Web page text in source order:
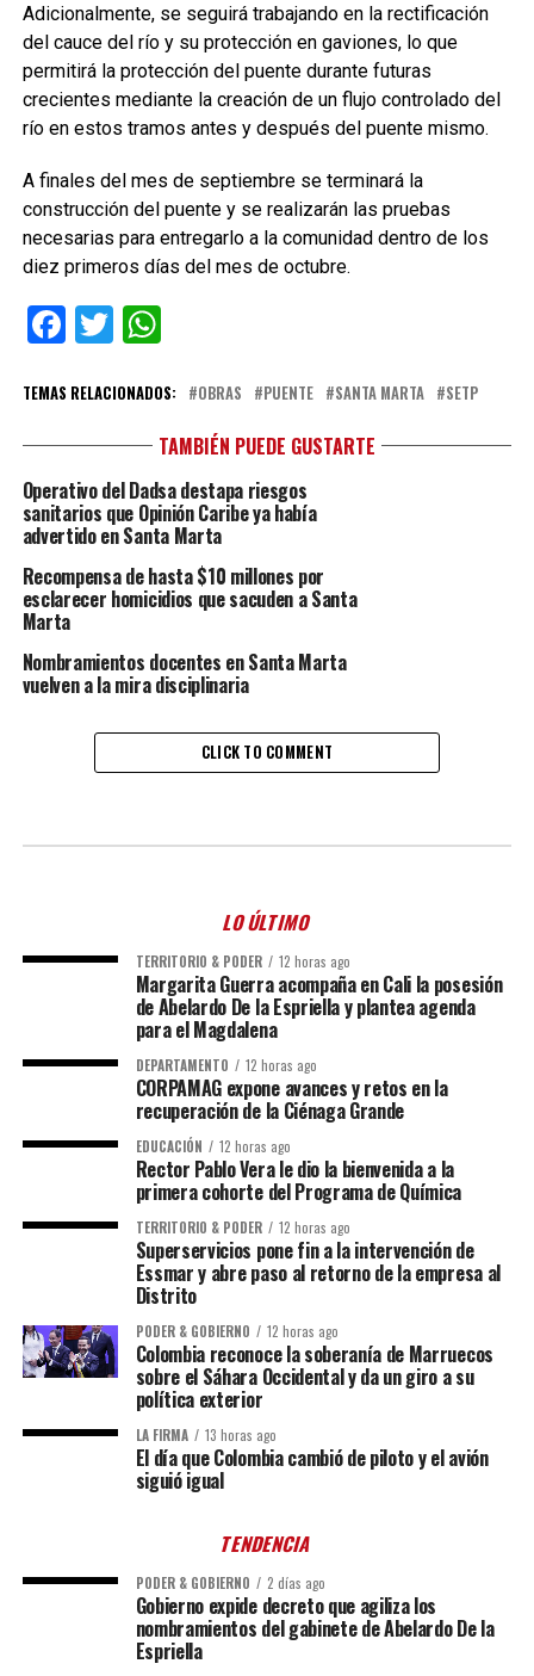
Adicionalmente, se seguirá trabajando en la rectificación
del cauce del río y su protección en gaviones, lo que
permitirá la protección del puente durante futuras
crecientes mediante la creación de un flujo controlado del
río en estos tramos antes y después del puente mismo.
A finales del mes de septiembre se terminará la
construcción del puente y se realizarán las pruebas
necesarias para entregarlo a la comunidad dentro de los
diez primeros días del mes de octubre.
Facebook
TwitterWhatsApp
TEMAS RELACIONADOS: OBRAS PUENTE SANTA MARTA SETP
TAMBIÉN PUEDE GUSTARTE
Operativo del Dadsa destapa riesgos
sanitarios que Opinión Caribe ya había
advertido en Santa Marta
Recompensa de hasta $10 millones por
esclarecer homicidios que sacuden a Santa
Marta
Nombramientos docentes en Santa Marta
vuelven a la mira disciplinaria
CLICK TO COMMENT
LO ÚLTIMO
TERRITORIO & PODER 12 horas ago
Margarita Guerra acompaña en Cali la posesión
de Abelardo De la Espriella y plantea agenda
para el Magdalena
DEPARTAMENTO 12 horas ago
CORPAMAG expone avances y retos en la
recuperación de la Ciénaga Grande
EDUCACIÓN 12 horas ago
Rector Pablo Vera le dio la bienvenida a la
primera cohorte del Programa de Química
TERRITORIO & PODER 12 horas ago
Superservicios pone fin a la intervención de
Essmar y abre paso al retorno de la empresa al
Distrito
PODER & GOBIERNO 12 horas ago
Colombia reconoce la soberanía de Marruecos
sobre el Sáhara Occidental y da un giro a su
política exterior
LA FIRMA 13 horas ago
El día que Colombia cambió de piloto y el avión
siguió igual
TENDENCIA
PODER & GOBIERNO 2 días ago
Gobierno expide decreto que agiliza los
nombramientos del gabinete de Abelardo De la
Espriella